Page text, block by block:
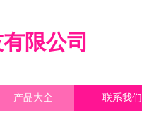
限公司
产品大全 联系我们